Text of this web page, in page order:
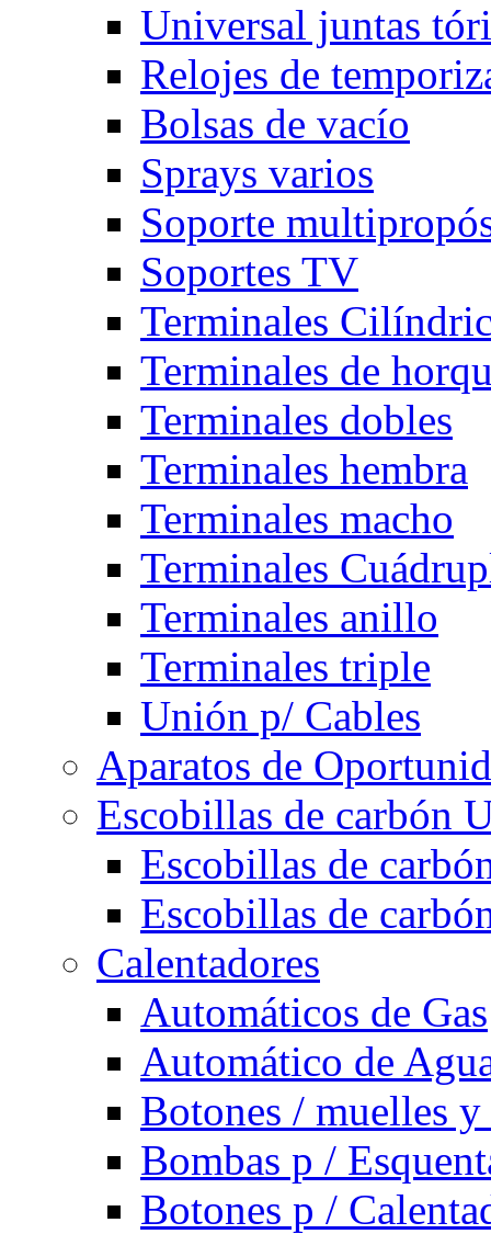
Universal juntas
Relojes de
Bolsas de vacío
Sprays varios
Soporte
Soportes TV
Terminales
Terminales de
Terminales dobles
Terminales hembra
Terminales macho
Terminales
Terminales anillo
Terminales triple
Unión p/ Cables
Aparatos de
Escobillas de carbón
Escobillas de
Escobillas de
Calentadores
Automáticos de Gas
Automático de
Botones / muelles
Bombas p /
Botones p /